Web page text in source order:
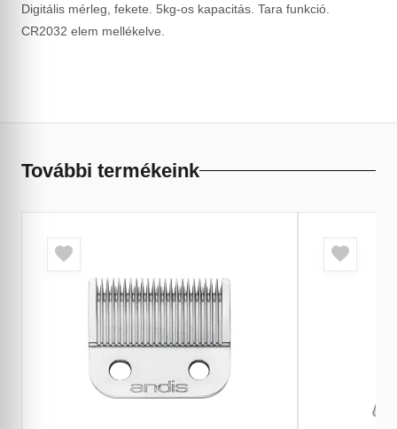
Digitális mérleg, fekete. 5kg-os kapacitás. Tara funkció.
CR2032 elem mellékelve.
További termékeink